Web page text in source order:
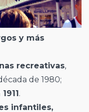
y más
recreativas,
de 1980;
.
infantiles,